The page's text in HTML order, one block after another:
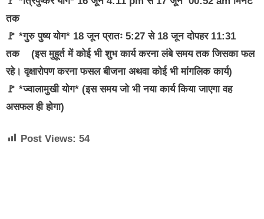
तक
🚩 *गुरु पुष्य योग* 18 जून प्रातः 5:27 से 18 जून दोपहर 11:31
तक (इस मुहूर्त में कोई भी शुभ कार्य करना लंबे समय तक जिसका फल
रहे। वृक्षारोपण करना फसल बीजना अथवा कोई भी मांगलिक कार्य)
🚩 *ज्वालामुखी योग* (इस समय जो भी नया कार्य किया जाएगा वह
असफल ही होगा)
Post Views: 54